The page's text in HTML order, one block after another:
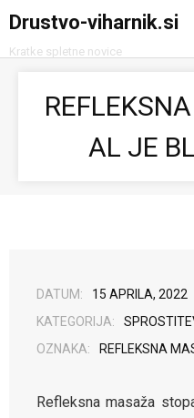
Drustvo-viharnik.si
Kratke spletne novice
AL JE
DATUM:
15 APRILA, 2022
KATEGORIJA:
OZNAKA:
REFLEKSNA
Refleksna masaža